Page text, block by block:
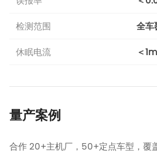
检测范围 全车
休眠电流 ＜
量产案例
合作 20+主机厂，50+定点车型，覆